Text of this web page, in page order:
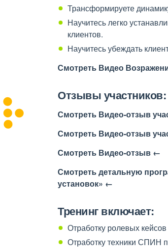
Трансформируете
Научитесь легко
клиентов.
Научитесь убеждать
Смотреть Видео
Отзывы участников:
Смотреть Видео-отзыв
Смотреть Видео-отзыв
Смотреть Видео-отзыв ←
Смотреть детальную
установок» ←
Тренинг включает:
Отработку ролевых кейсов
Отработку техники СПИН